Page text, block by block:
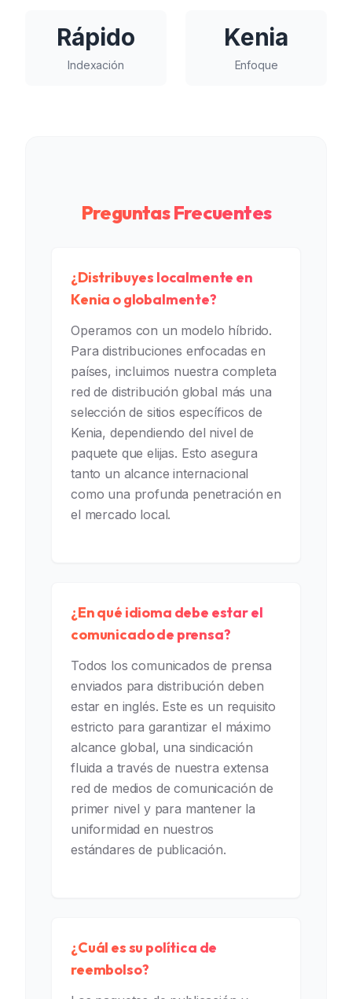
Rápido
Indexación
Kenia
Enfoque
Preguntas Frecuentes
¿Distribuyes localmente en
Kenia o globalmente?
Operamos con un modelo híbrido.
Para distribuciones enfocadas en
países, incluimos nuestra completa
red de distribución global más una
selección de sitios específicos de
Kenia, dependiendo del nivel de
paquete que elijas. Esto asegura
tanto un alcance internacional
como una profunda penetración en
el mercado local.
¿En qué idioma debe estar el
comunicado de prensa?
Todos los comunicados de prensa
enviados para distribución deben
estar en inglés. Este es un requisito
estricto para garantizar el máximo
alcance global, una sindicación
fluida a través de nuestra extensa
red de medios de comunicación de
primer nivel y para mantener la
uniformidad en nuestros
estándares de publicación.
¿Cuál es su política de
reembolso?